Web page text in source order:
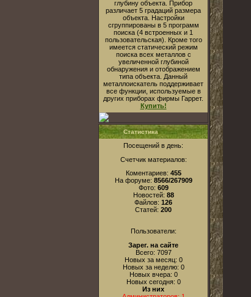
глубину объекта. Прибор
различает 5 градаций размера
объекта. Настройки
сгруппированы в 5 программ
поиска (4 встроенных и 1
пользовательская). Кроме того
имеется статический режим
поиска всех металлов с
увеличенной глубиной
обнаружения и отображением
типа объекта. Данный
металлоискатель поддерживает
все функции, используемые в
других приборах фирмы Гаррет.
Купить!
Статистика
Посещений в день:
Счетчик материалов:
Коментариев: 455
На форуме: 8566/267909
Фото: 609
Новостей: 88
Файлов: 126
Статей: 200
Пользователи:
Зарег. на сайте
Всего: 7097
Новых за месяц: 0
Новых за неделю: 0
Новых вчера: 0
Новых сегодня: 0
Из них